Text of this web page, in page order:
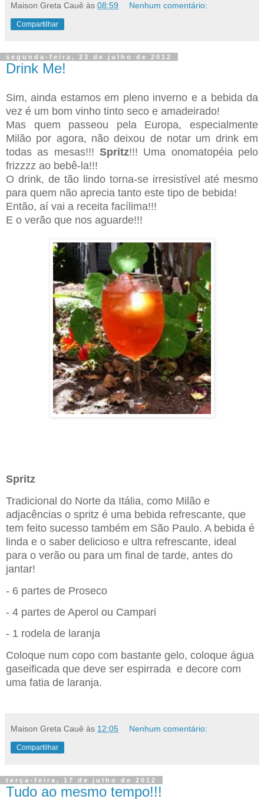
Maison Greta Cauê às 08:59 Nenhum comentário:
Compartilhar
segunda-feira, 23 de julho de 2012
Drink Me!
Sim, ainda estamos em pleno inverno e a bebida da
vez é um bom vinho tinto seco e amadeirado!
Mas quem passeou pela Europa, especialmente
Milão por agora, não deixou de notar um drink em
todas as mesas!!! Spritz!!! Uma onomatopéia pelo
frizzzz ao bebê-la!!!
O drink, de tão lindo torna-se irresistível até mesmo
para quem não aprecia tanto este tipo de bebida!
Então, aí vai a receita facílima!!!
E o verão que nos aguarde!!!
Spritz
Tradicional do Norte da Itália, como Milão e
adjacências o spritz é uma bebida refrescante, que
tem feito sucesso também em São Paulo. A bebida é
linda e o saber delicioso e ultra refrescante, ideal
para o verão ou para um final de tarde, antes do
jantar!
- 6 partes de Proseco
- 4 partes de Aperol ou Campari
- 1 rodela de laranja
Coloque num copo com bastante gelo, coloque água
gaseificada que deve ser espirrada e decore com
uma fatia de laranja.
Maison Greta Cauê às 12:05 Nenhum comentário:
Compartilhar
terça-feira, 17 de julho de 2012
Tudo ao mesmo tempo!!!